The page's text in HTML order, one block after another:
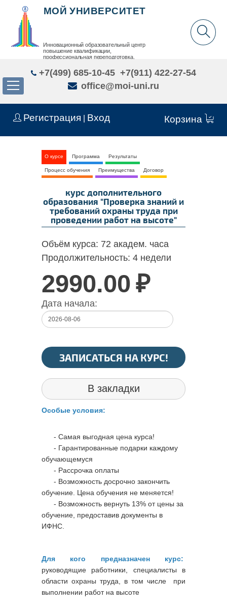
Регистрация Вход Корзина
МОЙ УНИВЕРСИТЕТ
Инновационный образовательный центр
повышение квалификации,
профессиональная переподготовка,
+7(499) 685-10-45 +7(911) 422-27-54
office@moi-uni.ru
О курсе Программа Результаты
Процесс обучения Преимущества Договор
курс дополнительного
образования "Проверка знаний и
требований охраны труда при
проведении работ на высоте"
Объём курса: 72 академ. часа
Продолжительность: 4 недели
2990.00 ₽
Дата начала:
ЗАПИСАТЬСЯ НА КУРС!
В закладки
Особые условия:
- Самая выгодная цена курса!
- Гарантированные подарки каждому
обучающемуся
- Рассрочка оплаты
- Возможность досрочно закончить
обучение. Цена обучения не меняется!
- Возможность вернуть 13% от цены за
обучение, предоставив документы в
ИФНС.
Для кого предназначен курс:
руководящие работники, специалисты в
области охраны труда, в том числе при
выполнении работ на высоте